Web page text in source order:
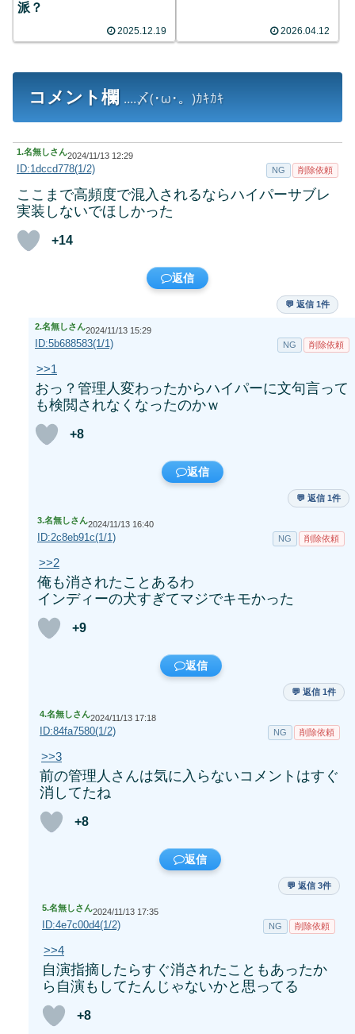
派？
2025.12.19 2026.04.12
コメント欄 ....〆(･ω･。)ｶｷｶｷ
1.名無しさん2024/11/13 12:29
ID:1dccd778(1/2) NG 削除依頼
ここまで高頻度で混入されるならハイパーサブレ
実装しないでほしかった
+14
返信
💬 返信 1件
2.名無しさん2024/11/13 15:29
ID:5b688583(1/1) NG 削除依頼
>>1
おっ？管理人変わったからハイパーに文句言って
も検閲されなくなったのかｗ
+8
返信
💬 返信 1件
3.名無しさん2024/11/13 16:40
ID:2c8eb91c(1/1) NG 削除依頼
>>2
俺も消されたことあるわ
インディーの犬すぎてマジでキモかった
+9
返信
💬 返信 1件
4.名無しさん2024/11/13 17:18
ID:84fa7580(1/2) NG 削除依頼
>>3
前の管理人さんは気に入らないコメントはすぐ
消してたね
+8
返信
💬 返信 3件
5.名無しさん2024/11/13 17:35
ID:4e7c00d4(1/2) NG 削除依頼
>>4
自演指摘したらすぐ消されたこともあったか
ら自演もしてたんじゃないかと思ってる
+8